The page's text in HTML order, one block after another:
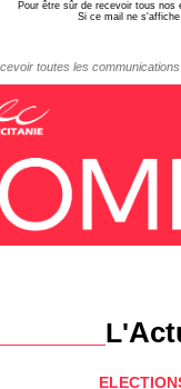
Pour être sûr de recevoir tous nos
Si ce mail ne
toutes les communications
L'